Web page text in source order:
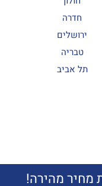
מחיר מהירה!
חדרה
ירושלים
טבריה
תל אביב
מחיר מהירה!